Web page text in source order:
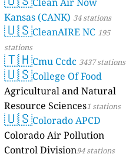
Clean Air Now
Kansas (CANK) 34 stations
🇺🇸CleanAIRE NC 195
stations
🇹🇭Cmu Ccdc 3437 stations
🇺🇸College Of Food
Agricultural and Natural
Resource Sciences1 stations
🇺🇸Colorado APCD
Colorado Air Pollution
Control Division94 stations